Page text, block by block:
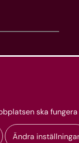
ska
Ändra